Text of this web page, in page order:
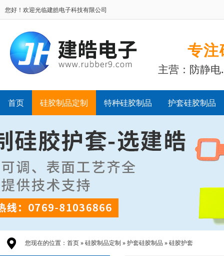
您好！欢迎光临建皓电子科技有限公司
专注
主营：防静
首页 硅胶制品定制 特种硅胶制品 护套硅胶制品
您现在的位置： 首页»硅胶制品定制»护套硅胶制品 »硅胶护套